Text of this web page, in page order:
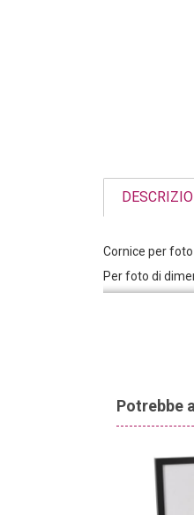
Cornice per
Per foto di
Potrebbe